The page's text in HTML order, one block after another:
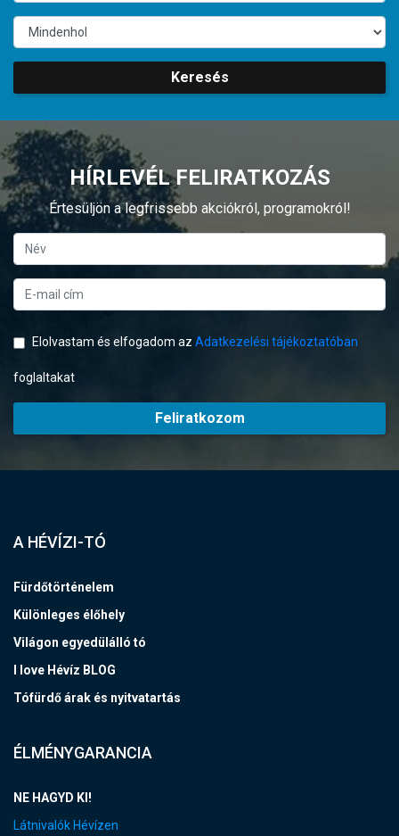
Keresés
HÍRLEVÉL FELIRATKOZÁS
Értesüljön a legfrissebb akciókról, programokról!
Elolvastam és elfogadom az Adatkezelési tájékoztatóban
foglaltakat
Feliratkozom
A HÉVÍZI-TÓ
Fürdőtörténelem
Különleges élőhely
Világon egyedülálló tó
I love Hévíz BLOG
Tófürdő árak és nyitvatartás
ÉLMÉNYGARANCIA
NE HAGYD KI!
Látnivalók Hévízen